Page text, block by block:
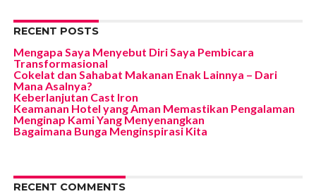
RECENT POSTS
Mengapa Saya Menyebut Diri Saya Pembicara
Transformasional
Cokelat dan Sahabat Makanan Enak Lainnya – Dari
Mana Asalnya?
Keberlanjutan Cast Iron
Keamanan Hotel yang Aman Memastikan Pengalaman
Menginap Kami Yang Menyenangkan
Bagaimana Bunga Menginspirasi Kita
RECENT COMMENTS